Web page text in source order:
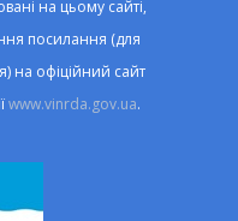
на цьому сайті,
посилання (для
на офіційний сайт
www.vinrda.gov.ua.